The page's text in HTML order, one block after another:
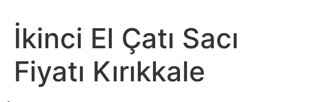
İkinci El Çatı Sacı
Fiyatı Kırıkkale